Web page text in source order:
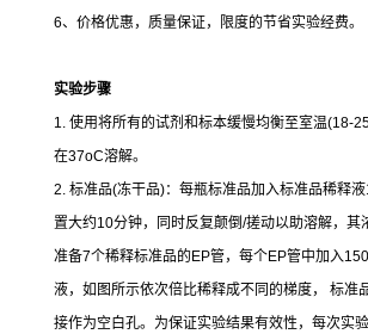
6、价格优惠，质量保证，限度的节省实验经费。
实验步骤
1. 使用将所有的试剂和标本缓慢均衡至室温(18-
在37oC溶解。
2. 标准品(冻干品)：每瓶标准品加入标准品稀释
置大约10分钟，同时反复颠倒/搓动以助溶解，其
准备7个稀释标准品的EP管，每个EP管中加入
液，如图所示依次倍比稀释成不同的梯度， 标准
接作为空白孔。为保证实验结果有效性，每次实